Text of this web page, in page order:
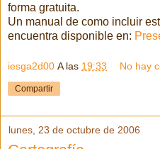
forma gratuita.
Un manual de como incluir
encuentra disponible en:
iesga2d00 A las 19:33 No hay
Compartir
lunes, 23 de octubre de 2006